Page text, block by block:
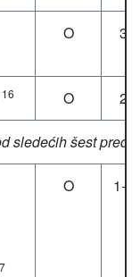
O
16 O
sledećih šest
O